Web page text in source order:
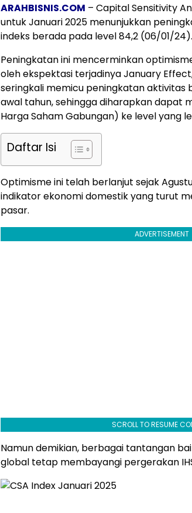
ARAHBISNIS.COM – Capital Sensitivity
untuk Januari 2025 menunjukkan
indeks berada pada level 84,2 (06/01/24).
Peningkatan ini mencerminkan
oleh ekspektasi terjadinya January
seringkali memicu peningkatan aktivitas
awal tahun, sehingga diharapkan dapat
Harga Saham Gabungan) ke level yang
Daftar Isi
Optimisme ini telah berlanjut sejak
indikator ekonomi domestik yang turut
pasar.
ADVERTISEMENT
SCROLL TO RESUME
Namun demikian, berbagai tantangan
global tetap membayangi pergerakan